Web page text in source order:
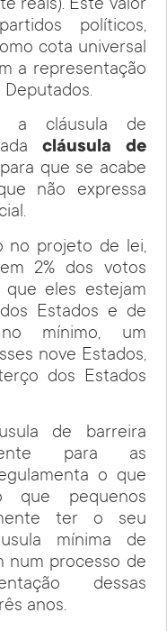
reais). Este valor
políticos,
cota universal
a representação
Deputados.
a cláusula de
cláusula de
que se acabe
não expressa
no projeto de lei,
2% dos votos
eles estejam
Estados e de
mínimo, um
nove Estados,
dos Estados
de barreira
para as
o que
que pequenos
ter o seu
mínima de
num processo de
dessas
anos.